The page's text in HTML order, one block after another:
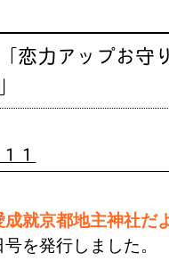
恋力アップお守
１
成就京都地主神社だ
を発行しました。